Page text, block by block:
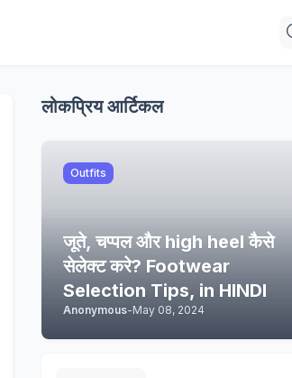
लोकप्रिय आर्टिकल
Outfits
जूते, चप्पल और high heel कैसे
सेलेक्ट करे? Footwear
Selection Tips, in HINDI
Anonymous-May 08, 2024